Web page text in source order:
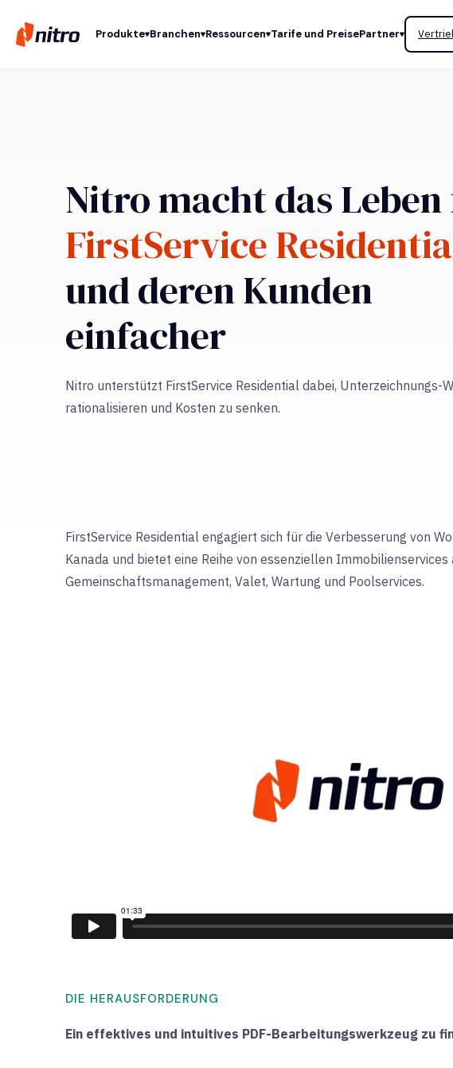
Produkte Branchen Ressourcen Tarife und PreisePartner
Nitro macht das
FirstService
und deren Kunden
einfacher
Nitro unterstützt FirstService Residential dabei, Unterzeichnungs-
rationalisieren und Kosten zu senken.
FirstService Residential engagiert sich für die Verbesserung von
Kanada und bietet eine Reihe von essenziellen
Gemeinschaftsmanagement, Valet, Wartung und Poolservices.
DIE HERAUSFORDERUNG
Ein effektives und intuitives PDF-Bearbeitungswerkzeug zu